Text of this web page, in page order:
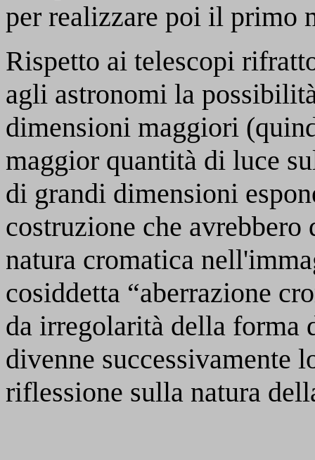
per realizzare poi il primo
Rispetto ai telescopi
agli astronomi la
dimensioni maggiori
maggior quantità di luce
di grandi dimensioni
costruzione che
natura cromatica
cosiddetta “aberrazione
da irregolarità della forma
divenne successivamente
riflessione sulla natura